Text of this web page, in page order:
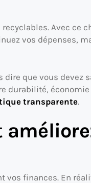
Avec ce
vos dépenses,
que vous devez
durabilité,
transparente.
finances. En